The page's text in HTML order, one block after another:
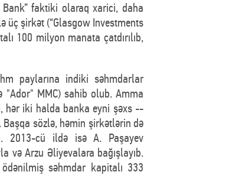
faktiki olaraq xarici, daha
üç şirkət (“Glasgow Investments
100 milyon manata çatdırılıb,
paylarına indiki səhmdarlar
"Ador" MMC) sahib olub. Amma
hər iki halda banka eyni şəxs --
Başqa sözlə, həmin şirkətlərin də
2013-cü ildə isə A. Paşayev
və Arzu Əliyevalara bağışlayıb.
ödənilmiş səhmdar kapitalı 333